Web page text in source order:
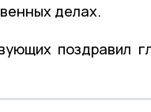
делах.
поздравил